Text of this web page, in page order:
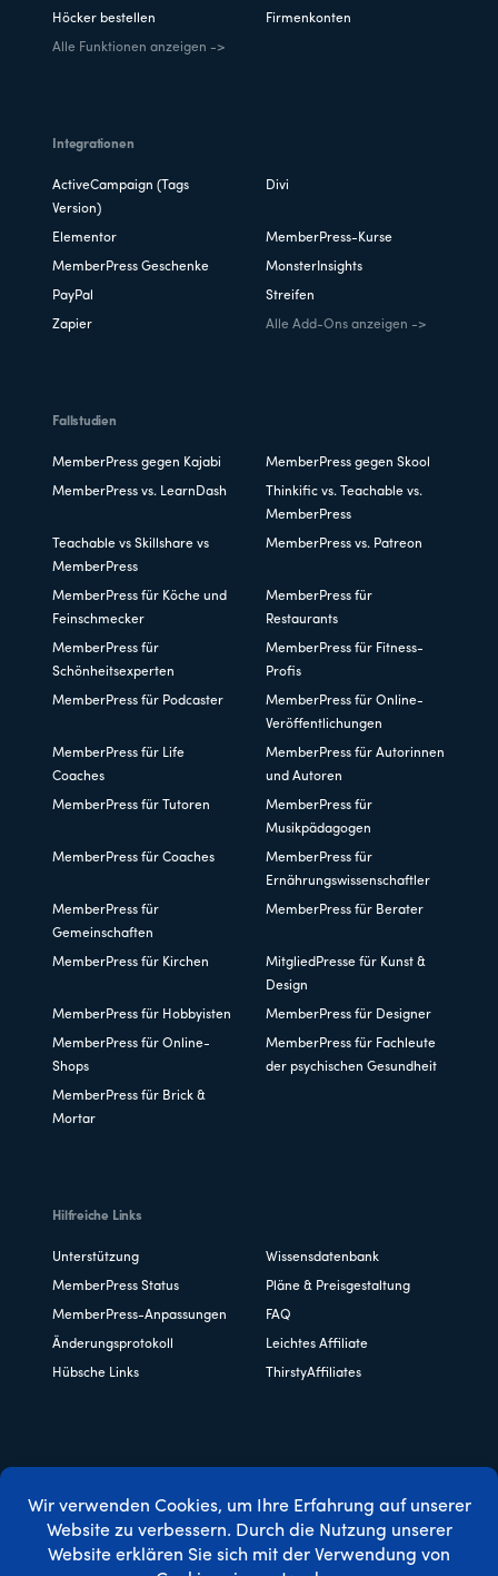
Höcker bestellen Firmenkonten
Alle Funktionen anzeigen ->
Integrationen
ActiveCampaign (Tags
Version)
Divi
Elementor MemberPress-Kurse
MemberPress Geschenke MonsterInsights
PayPal Streifen
Zapier Alle Add-Ons anzeigen ->
Fallstudien
MemberPress gegen Kajabi MemberPress gegen Skool
MemberPress vs. LearnDash
Thinkific vs. Teachable vs.
MemberPress
Teachable vs Skillshare vs
MemberPress
MemberPress vs. Patreon
MemberPress für Köche und
Feinschmecker
MemberPress für
Restaurants
MemberPress für
Schönheitsexperten
MemberPress für Fitness-
Profis
MemberPress für Podcaster
MemberPress für Online-
Veröffentlichungen
MemberPress für Life
Coaches
MemberPress für Autorinnen
und Autoren
MemberPress für Tutoren
MemberPress für
Musikpädagogen
MemberPress für Coaches
MemberPress für
Ernährungswissenschaftler
MemberPress für
Gemeinschaften
MemberPress für Berater
MemberPress für Kirchen
MitgliedPresse für Kunst &
Design
MemberPress für Hobbyisten MemberPress für Designer
MemberPress für Online-
Shops
MemberPress für Fachleute
der psychischen Gesundheit
MemberPress für Brick &
Mortar
Hilfreiche Links
Unterstützung Wissensdatenbank
MemberPress Status Pläne & Preisgestaltung
MemberPress-Anpassungen FAQ
Änderungsprotokoll Leichtes Affiliate
Hübsche Links ThirstyAffiliates
Copyright © 2026 Caseproof, LLC. Alle Rechte vorbehalten.